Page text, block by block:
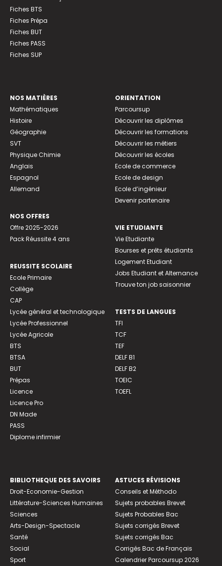
Fiches BTS
Fiches Prépa
Fiches BUT
Fiches PASS
Fiches SUP
NOS MATIÈRES
Mathématiques
Histoire
Géographie
SVT
Physique Chimie
Anglais
Espagnol
Allemand
NOS OFFRES
Offre 2025-2026
Pack Réussite 4 ans
REUSSITE SCOLAIRE
Ecole Primaire
Collège
CAP
Lycée général et technologique
Lycée Professionnel
Lycée Agricole
BTS
BTSA
BUT
Prépas
Licence
Licence Pro
DN Made
PASS
Diplome infirmier
ORIENTATION
Parcoursup
Découvrir les diplômes
Découvrir les formations
Découvrir les métiers
Découvrir les écoles
Ecole de commerce
Ecole de design
Ecole d’ingénieur
Devenir partenaire
VIE ETUDIANTE
Vie Etudiante
Bourses et prêts étudiants
Logement Etudiant
Jobs Etudiant et Alternance
Trouve ton job saisonnier
TESTS DE LANGUES
TFI
TCF
TEF
DELF B1
DELF B2
TOEIC
TOEFL
BIBLIOTHEQUE DES SAVOIRS
Droit-Economie-Gestion
Littérature-Sciences Humaines
Sciences
Arts-Design-Spectacle
Santé
Social
Sport
ASTUCES RÉVISIONS
Conseils et Méthodo
Sujets probables Brevet
Sujets Probables Bac
Sujets corrigés Brevet
Sujets corrigés Bac
Corrigés Bac de Français
Calendrier Parcoursup 2026